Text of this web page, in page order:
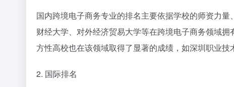
国内跨境电子商务专业的排名主要依据学校的师资力
财经大学、对外经济贸易大学等在跨境电子商务领域
方性高校也在该领域取得了显著的成绩，如深圳职业技
2. 国际排名